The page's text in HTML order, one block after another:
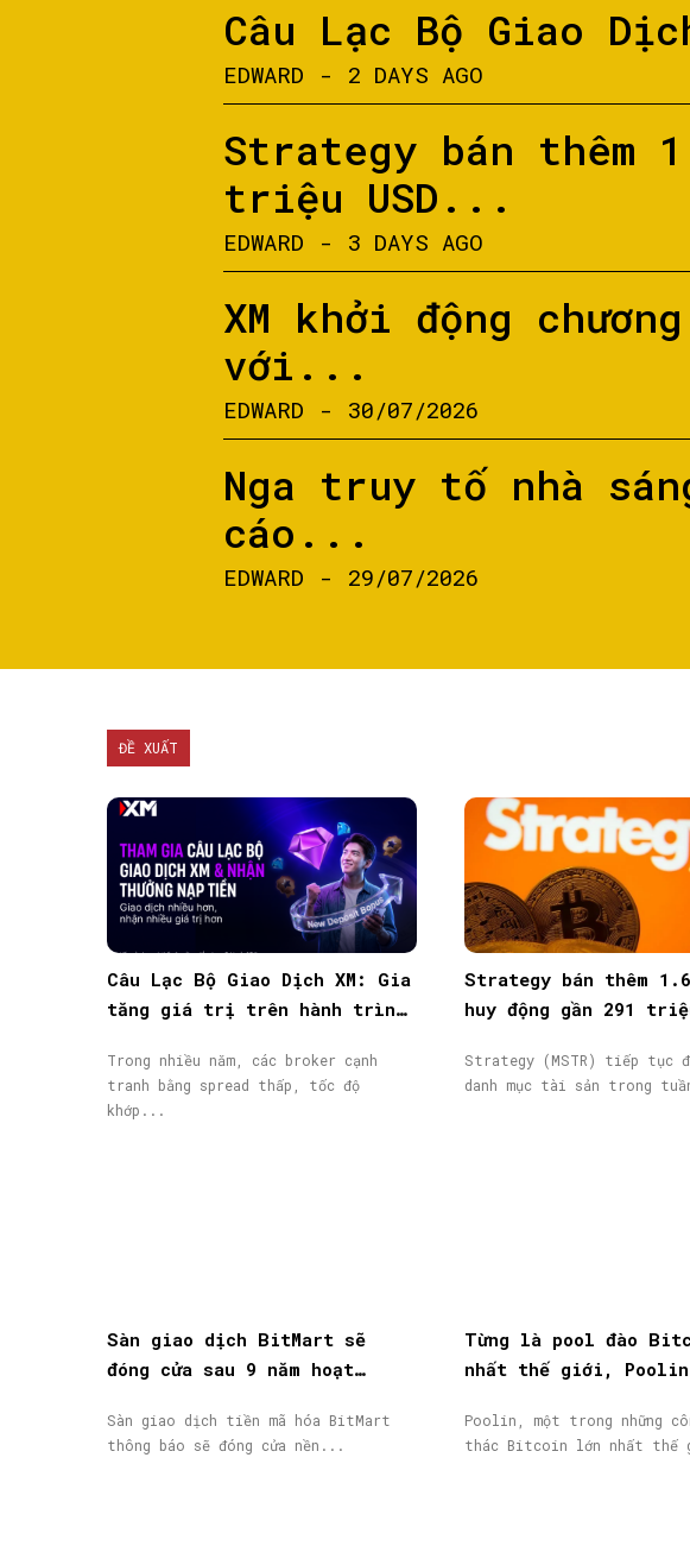
Câu Lạc Bộ Giao
EDWARD - 2 DAYS AGO
Strategy bán thêm
triệu USD...
EDWARD - 3 DAYS AGO
XM khởi động
với...
EDWARD - 30/07/2026
Nga truy tố nhà
cáo...
EDWARD - 29/07/2026
ĐỀ XUẤT
Câu Lạc Bộ Giao Dịch XM: Gia
tăng giá trị trên hành trình
Trong nhiều năm, các broker cạnh
tranh bằng spread thấp, tốc độ
khớp...
Strategy bán thêm
huy động gần 291
Strategy (MSTR) tiếp tục
danh mục tài sản trong
Sàn giao dịch BitMart sẽ
đóng cửa sau 9 năm hoạt
Sàn giao dịch tiền mã hóa BitMart
thông báo sẽ đóng cửa nền...
Từng là pool đào
nhất thế giới, Poolin
Poolin, một trong những
thác Bitcoin lớn nhất